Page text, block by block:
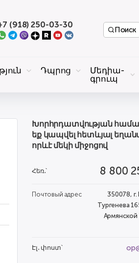
(918) 250-03-30
Поиск
Դպրոց
Մեդիա-
գրուպ
Խորհրդատվության
եք կապվել հետևյալ
որևէ մեկի միջոցով
Հեռ․՝ 8 800
Почтовый адрес
350078, г.
Тургенева
Армянской
Էլ․ փոստ՝